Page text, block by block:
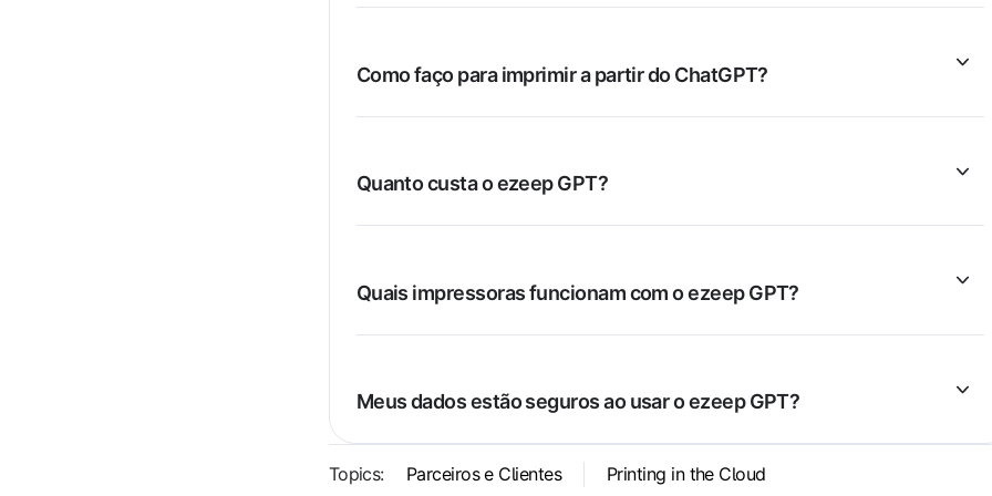
Como faço para imprimir a partir do ChatGPT?
Quanto custa o ezeep GPT?
Quais impressoras funcionam com o ezeep GPT?
Meus dados estão seguros ao usar o ezeep GPT?
Topics: Parceiros e Clientes Printing in the Cloud